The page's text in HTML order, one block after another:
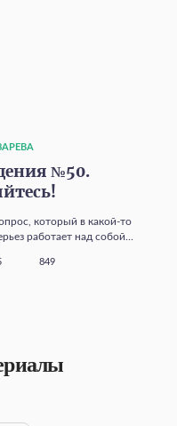
№50.
который в какой‑то
работает над собой...
849